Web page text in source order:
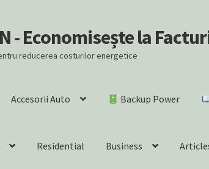
- Economisește la
reducerea costurilor energetice
Accesorii Auto Backup Power
Residential Business